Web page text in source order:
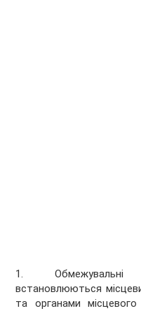
1. Обмежувальні
встановлюються
та органами